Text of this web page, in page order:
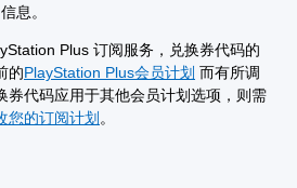
息。
Plus 订阅服务，兑换券代码的
的PlayStation Plus会员计划 而有所调
券代码应用于其他会员计划选项，则需
您的订阅计划 。